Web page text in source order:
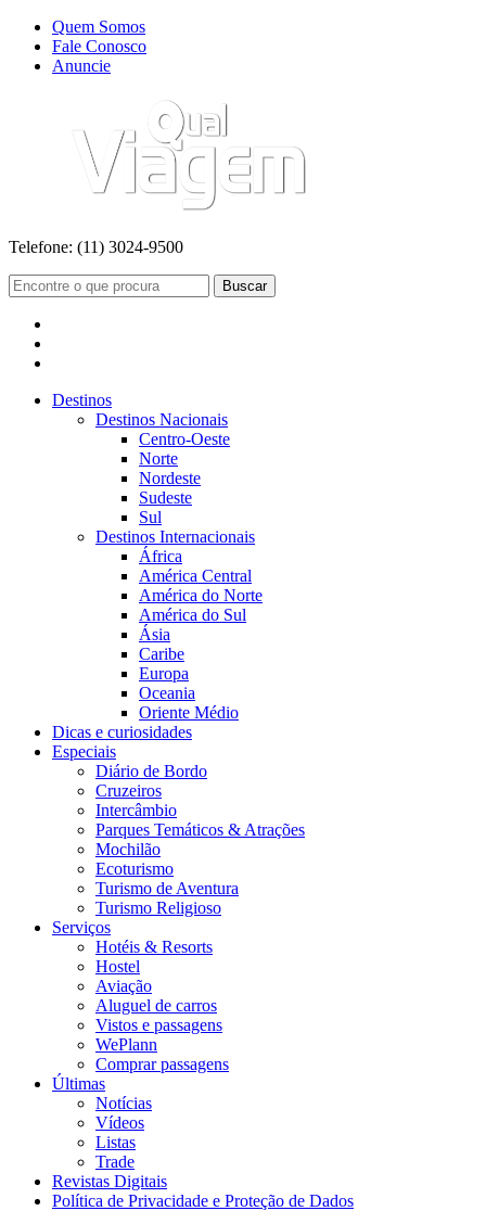
Quem Somos
Fale Conosco
Anuncie
Telefone: (11) 3024-9500
Buscar
Destinos
Destinos Nacionais
Centro-Oeste
Norte
Nordeste
Sudeste
Sul
Destinos Internacionais
África
América Central
América do Norte
América do Sul
Ásia
Caribe
Europa
Oceania
Oriente Médio
Dicas e curiosidades
Especiais
Diário de Bordo
Cruzeiros
Intercâmbio
Parques Temáticos & Atrações
Mochilão
Ecoturismo
Turismo de Aventura
Turismo Religioso
Serviços
Hotéis & Resorts
Hostel
Aviação
Aluguel de carros
Vistos e passagens
WePlann
Comprar passagens
Últimas
Notícias
Vídeos
Listas
Trade
Revistas Digitais
Política de Privacidade e Proteção de Dados